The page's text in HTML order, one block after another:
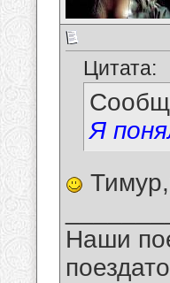
Цитата:
Я
Наши